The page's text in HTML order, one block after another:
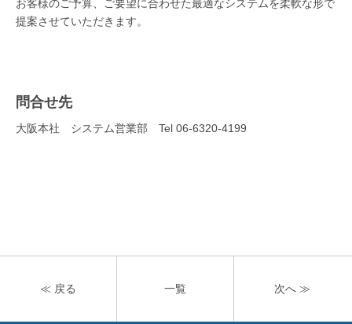
お客様のご予算、ご要望に合わせた最適なシステムを柔軟な形で
提案させていただきます。
問合せ先
大阪本社 システム営業部 Tel 06-6320-4199
≪ 戻る 一覧 次へ ≫